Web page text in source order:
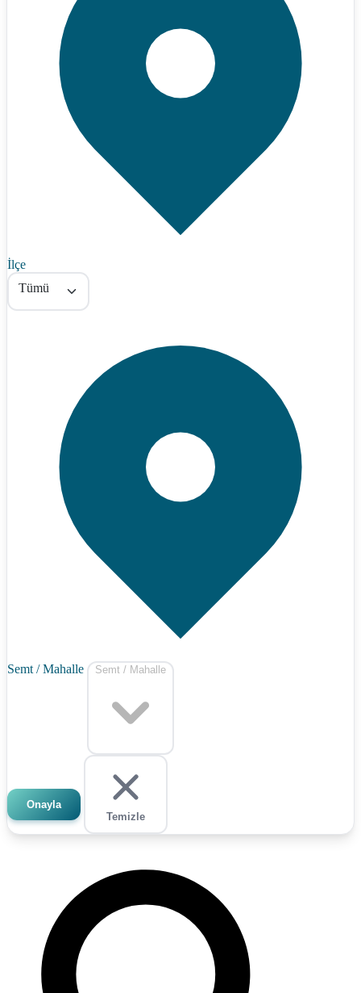
İlçe
Tümü
Semt / Mahalle Semt / Mahalle
Onayla
Temizle